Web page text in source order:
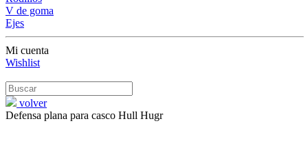
V de goma
Ejes
Mi cuenta
Wishlist
volver
Defensa plana para casco Hull Hugr